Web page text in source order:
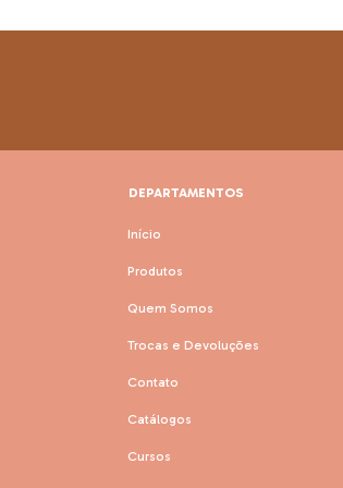
DEPARTAMENTOS
Início
Produtos
Quem Somos
Trocas e Devoluções
Contato
Catálogos
Cursos